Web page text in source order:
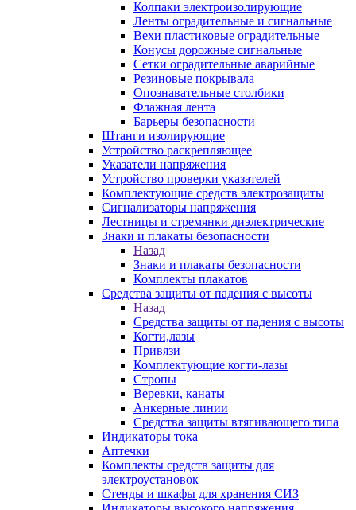
Колпаки электроизолирующие
Ленты оградительные и сигнальные
Вехи пластиковые оградительные
Конусы дорожные сигнальные
Сетки оградительные аварийные
Резиновые покрывала
Опознавательные столбики
Флажная лента
Барьеры безопасности
Штанги изолирующие
Устройство раскрепляющее
Указатели напряжения
Устройство проверки указателей
Комплектующие средств электрозащиты
Сигнализаторы напряжения
Лестницы и стремянки диэлектрические
Знаки и плакаты безопасности
Назад
Знаки и плакаты безопасности
Комплекты плакатов
Средства защиты от падения с высоты
Назад
Средства защиты от падения с высоты
Когти,лазы
Привязи
Комплектующие когти-лазы
Стропы
Веревки, канаты
Анкерные линии
Средства защиты втягивающего типа
Индикаторы тока
Аптечки
Комплекты средств защиты для
электроустановок
Стенды и шкафы для хранения СИЗ